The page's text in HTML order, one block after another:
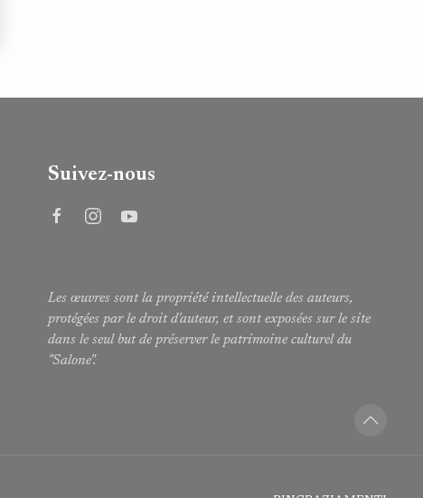
Suivez-nous
Les œuvres sont la propriété intellectuelle des auteurs,
protégées par le droit d'auteur, et sont exposées sur le site
dans le seul but de préserver le patrimoine culturel du
"Salone".